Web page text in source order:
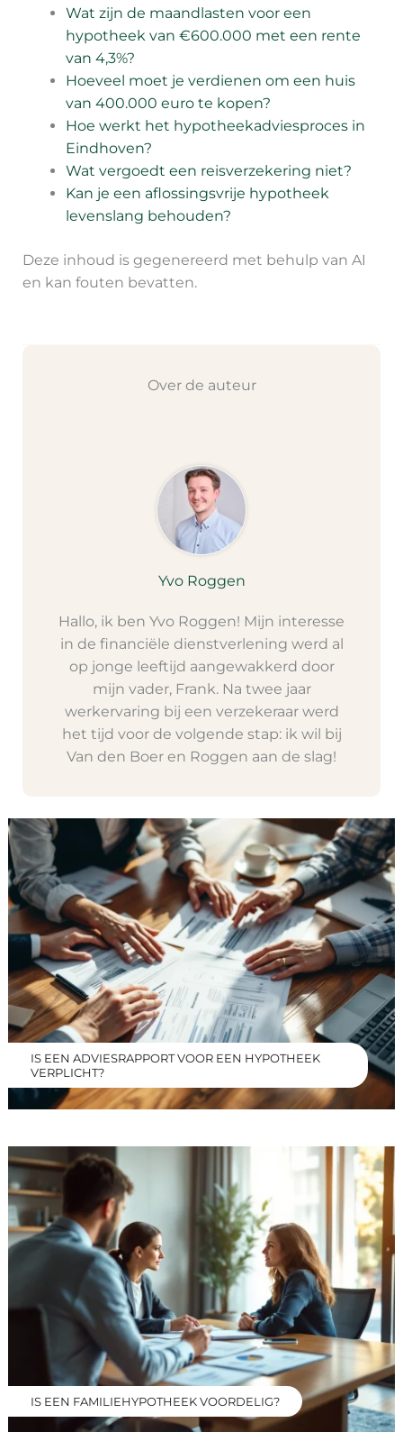
Wat zijn de maandlasten voor een
hypotheek van €600.000 met een rente
van 4,3%?
Hoeveel moet je verdienen om een huis
van 400.000 euro te kopen?
Hoe werkt het hypotheekadviesproces in
Eindhoven?
Wat vergoedt een reisverzekering niet?
Kan je een aflossingsvrije hypotheek
levenslang behouden?
Deze inhoud is gegenereerd met behulp van AI
en kan fouten bevatten.
Over de auteur
Yvo Roggen
Hallo, ik ben Yvo Roggen! Mijn interesse
in de financiële dienstverlening werd al
op jonge leeftijd aangewakkerd door
mijn vader, Frank. Na twee jaar
werkervaring bij een verzekeraar werd
het tijd voor de volgende stap: ik wil bij
Van den Boer en Roggen aan de slag!
IS EEN ADVIESRAPPORT VOOR EEN HYPOTHEEK
VERPLICHT?
IS EEN FAMILIEHYPOTHEEK VOORDELIG?